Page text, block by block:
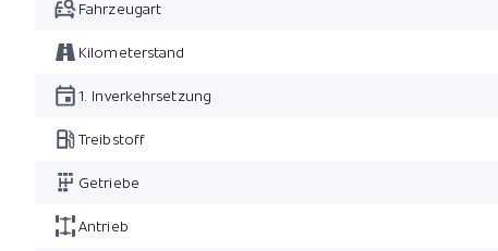
Fahrzeugart
Kilometerstand
1. Inverkehrsetzung
Treibstoff
Getriebe
Antrieb